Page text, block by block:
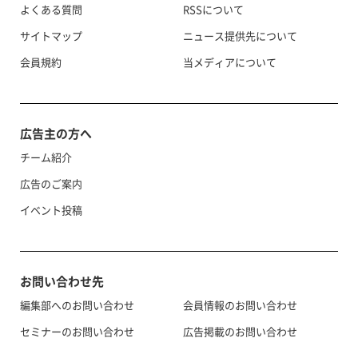
よくある質問
サイトマップ
会員規約
RSSについて
ニュース提供先について
当メディアについて
広告主の方へ
チーム紹介
広告のご案内
イベント投稿
お問い合わせ先
編集部へのお問い合わせ
セミナーのお問い合わせ
会員情報のお問い合わせ
広告掲載のお問い合わせ